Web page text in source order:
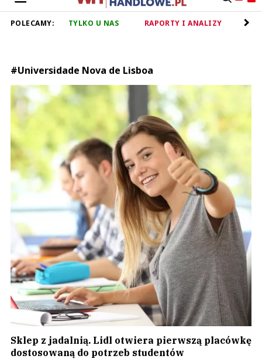
POLECAMY: TYLKO U NAS RAPORTY I ANALIZY
#Universidade Nova de Lisboa
Sklep z jadalnią. Lidl otwiera pierwszą placówkę
dostosowaną do potrzeb studentów